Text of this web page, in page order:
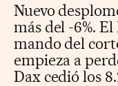
Nuevo
más del -6%.
mando del
empieza a
Dax cedió los